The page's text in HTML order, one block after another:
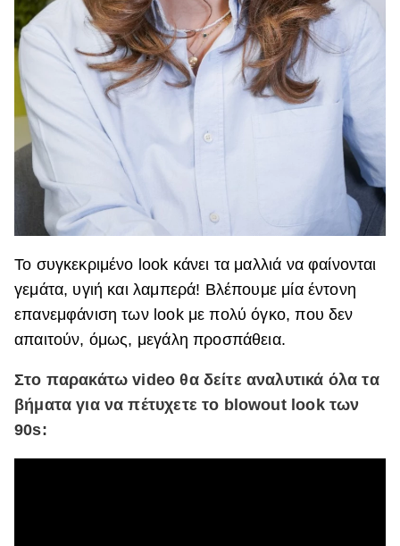
Το συγκεκριμένο look κάνει τα μαλλιά να φαίνονται
γεμάτα, υγιή και λαμπερά! Βλέπουμε μία έντονη
επανεμφάνιση των look με πολύ όγκο, που δεν
απαιτούν, όμως, μεγάλη προσπάθεια.
Στο παρακάτω video θα δείτε αναλυτικά όλα τα
βήματα για να πέτυχετε το blowout look των
90s: